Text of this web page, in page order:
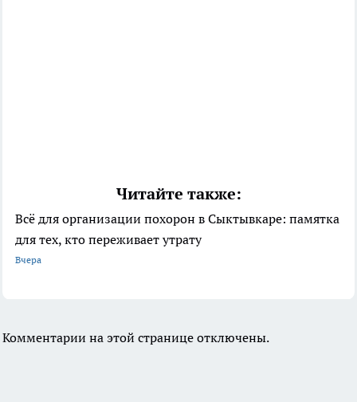
Читайте также:
Всё для организации похорон в Сыктывкаре: памятка
для тех, кто переживает утрату
Вчера
Комментарии на этой странице отключены.